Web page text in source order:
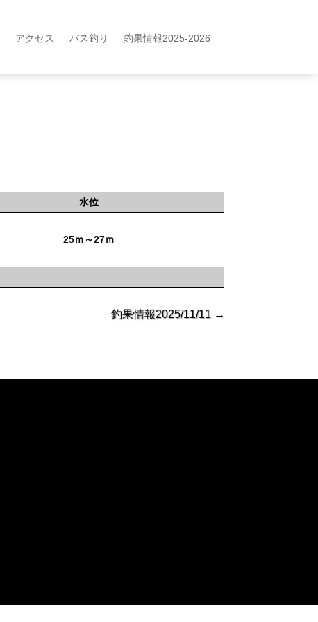
アクセス バス釣り 釣果情報2025-2026
水位
25ｍ～27ｍ
釣果情報2025/11/11 →